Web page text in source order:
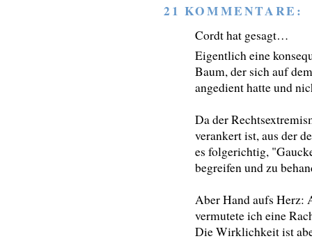
21 KOMMENTARE:
Cordt hat gesagt…
Eigentlich eine
Baum, der sich auf
angedient hatte und
Da der
verankert ist, aus der
es folgerichtig,
begreifen und zu
Aber Hand aufs Herz:
vermutete ich eine
Die Wirklichkeit ist